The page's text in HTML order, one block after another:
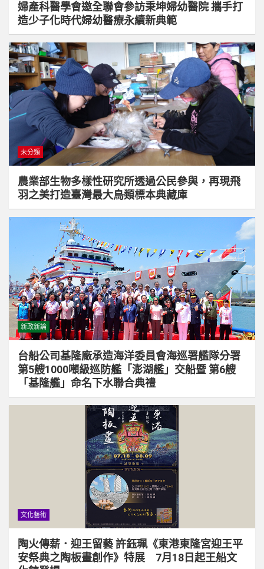
婦產科醫學會邀全聯會參訪秉坤婦幼醫院 攜手打
造少子化時代婦幼醫療永續新典範
未分類
農業部生物多樣性研究所透過公民參與，再現飛
羽之美打造臺灣最大鳥類標本典藏庫
新政新論
台船公司基隆廠承造海洋委員會海巡署艦隊分署
第5艘1000噸級巡防艦「澎湖艦」交船暨 第6艘
「基隆艦」命名下水聯合典禮
文化藝術
陶火傳薪．迎王留藝 許鈺珮《東港東隆宮迎王平
安祭典之陶板畫創作》特展 7月18日起王船文